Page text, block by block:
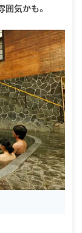
気かも。